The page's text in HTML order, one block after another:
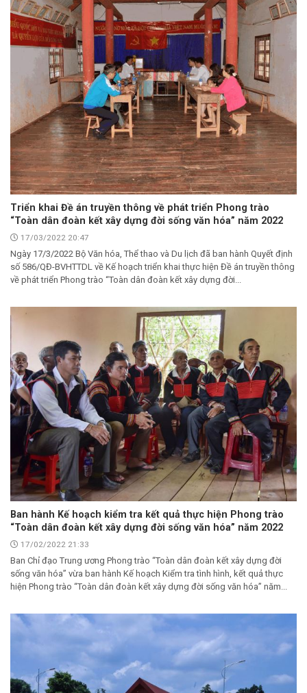
Triển khai Đề án truyền thông về phát triển Phong trào
“Toàn dân đoàn kết xây dựng đời sống văn hóa” năm 2022
17/03/2022 20:47
Ngày 17/3/2022 Bộ Văn hóa, Thể thao và Du lịch đã ban hành Quyết định
số 586/QĐ-BVHTTDL về Kế hoạch triển khai thực hiện Đề án truyền thông
về phát triển Phong trào “Toàn dân đoàn kết xây dựng đời...
Ban hành Kế hoạch kiểm tra kết quả thực hiện Phong trào
“Toàn dân đoàn kết xây dựng đời sống văn hóa” năm 2022
17/02/2022 21:33
Ban Chỉ đạo Trung ương Phong trào “Toàn dân đoàn kết xây dựng đời
sống văn hóa” vừa ban hành Kế hoạch Kiểm tra tình hình, kết quả thực
hiện Phong trào “Toàn dân đoàn kết xây dựng đời sống văn hóa” năm...